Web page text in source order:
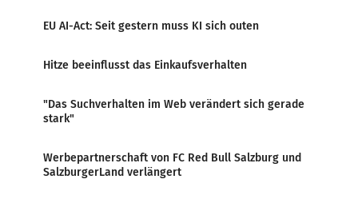
EU AI-Act: Seit gestern muss KI sich outen
Hitze beeinflusst das Einkaufsverhalten
"Das Suchverhalten im Web verändert sich gerade
stark"
Werbepartnerschaft von FC Red Bull Salzburg und
SalzburgerLand verlängert